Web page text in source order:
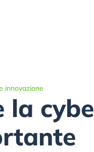
innovazione
la